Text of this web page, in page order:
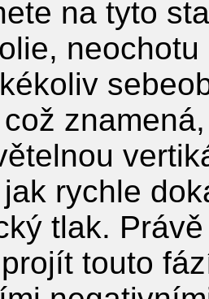
na tyto
rychle
tlak.
touto